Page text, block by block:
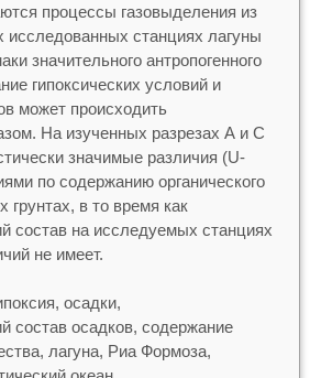
процессы газовыделения из
исследованных станциях лагуны
значительного антропогенного
гипоксических условий и
может происходить
На изученных разрезах А и С
значимые различия (U-
по содержанию органического
грунтах, в то время как
состав на исследуемых станциях
не имеет.
осадки,
состав осадков, содержание
лагуна, Риа Формоза,